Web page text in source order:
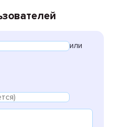
или